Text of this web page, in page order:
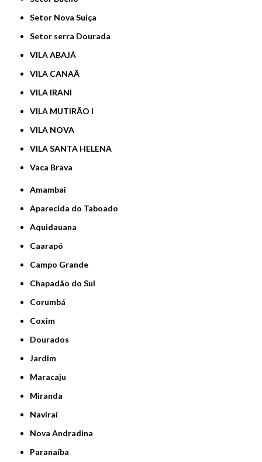
Setor Nova Suíça
Setor serra Dourada
VILA ABAJÁ
VILA CANAÃ
VILA IRANI
VILA MUTIRÃO I
VILA NOVA
VILA SANTA HELENA
Vaca Brava
Amambai
Aparecida do Taboado
Aquidauana
Caarapó
Campo Grande
Chapadão do Sul
Corumbá
Coxim
Dourados
Jardim
Maracaju
Miranda
Naviraí
Nova Andradina
Paranaíba